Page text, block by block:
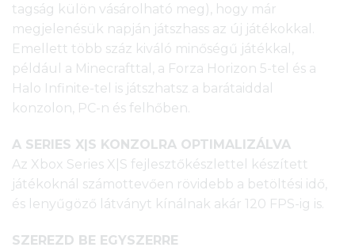
tagság külön vásárolható meg), hogy már
megjelenésük napján játszhass az új játékokkal.
Emellett több száz kiváló minőségű játékkal,
például a Minecrafttal, a Forza Horizon 5-tel és a
Halo Infinite-tel is játszhatsz a barátaiddal
konzolon, PC-n és felhőben.
A SERIES X|S KONZOLRA OPTIMALIZÁLVA
Az Xbox Series X|S fejlesztőkészlettel készített
játékoknál számottevően rövidebb a betöltési idő,
és lenyűgöző látványt kínálnak akár 120 FPS-ig is.
SZEREZD BE EGYSZERRE